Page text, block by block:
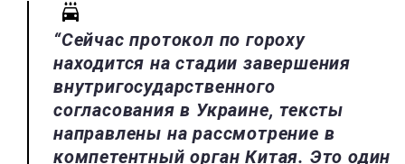
“Сейчас протокол по гороху
находится на стадии завершения
внутригосударственного
согласования в Украине, тексты
направлены на рассмотрение в
компетентный орган Китая. Это один